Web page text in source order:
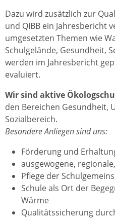
Dazu wird zusätzlich zur
und QIBB ein Jahresbericht
umgesetzten Themen wie
Schulgelände, Gesundheit,
werden im Jahresbericht
evaluiert.
Wir sind aktive
den Bereichen Gesundheit,
Sozialbereich.
Besondere Anliegen sind uns:
Förderung und
ausgewogene,
Pflege der
Schule als Ort der
Wärme
Qualitätssicherung